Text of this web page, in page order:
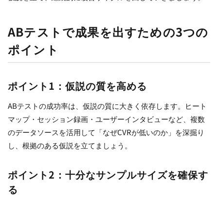
ABテストで成果を出すための3つの
ポイント
ポイント1：仮説の質を高める
ABテストの成功率は、仮説の質に大きく依存します。ヒート
マップ・セッション録画・ユーザーインタビューなど、複数
のデータソースを活用して「なぜCVRが低いのか」を深掘り
し、根拠のある仮説を立てましょう。
ポイント2：十分なサンプルサイズを確保す
る